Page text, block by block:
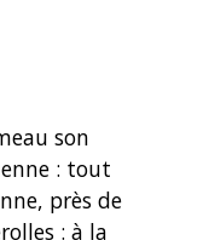
son
: tout
près de
: à la